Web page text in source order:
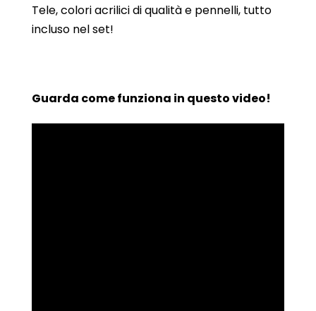
Tele, colori acrilici di qualità e pennelli, tutto
incluso nel set!
Guarda come funziona in questo video!